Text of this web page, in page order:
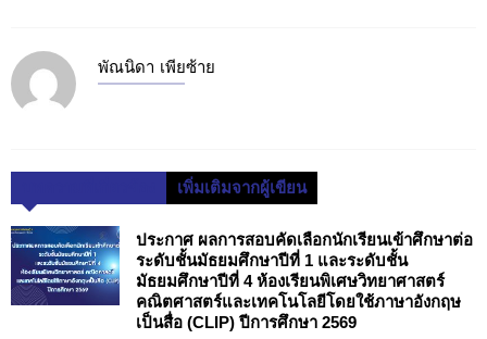
พัณนิดา เพียซ้าย
เพิ่มเติมจากผู้เขียน
ประกาศ ผลการสอบคัดเลือกนักเรียนเข้าศึกษาต่อ
ระดับชั้นมัธยมศึกษาปีที่ 1 และระดับชั้น
มัธยมศึกษาปีที่ 4 ห้องเรียนพิเศษวิทยาศาสตร์
คณิตศาสตร์และเทคโนโลยีโดยใช้ภาษาอังกฤษ
เป็นสื่อ (CLIP) ปีการศึกษา 2569